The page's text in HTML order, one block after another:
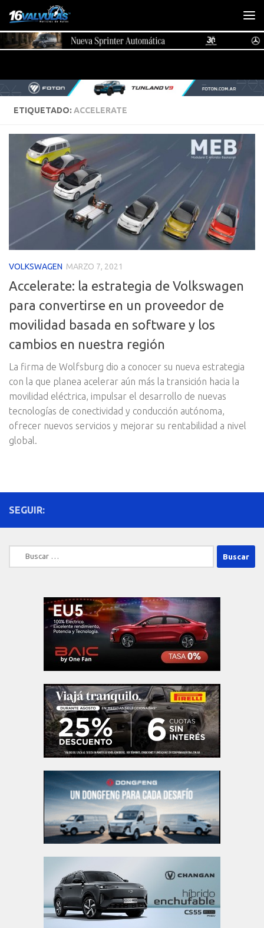
Saltar al contenido
ETIQUETADO: ACCELERATE
VOLKSWAGEN MARZO 7, 2021
Accelerate: la estrategia de Volkswagen
para convertirse en un proveedor de
movilidad basada en software y los
cambios en nuestra región
La firma de Wolfsburg dio a conocer su nueva estrategia
con la que planea acelerar aún más la transición hacia la
movilidad eléctrica, impulsar el desarrollo de nuevas
tecnologías de conectividad y conducción autónoma,
ofrecer nuevos servicios y mejorar su rentabilidad a nivel
global.
SEGUIR:
Buscar: